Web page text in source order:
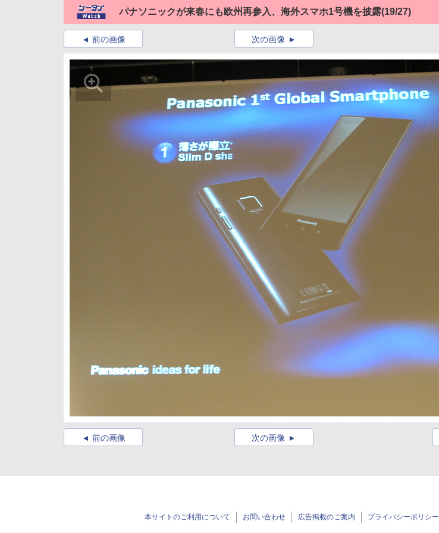
パナソニックが来春にも欧州再参入、海外スマホ1号機を披露(19/27)
前の画像 次の画像
前の画像 次の画像
本サイトのご利用について お問い合わせ 広告掲載のご案内 プライバシーポリシー